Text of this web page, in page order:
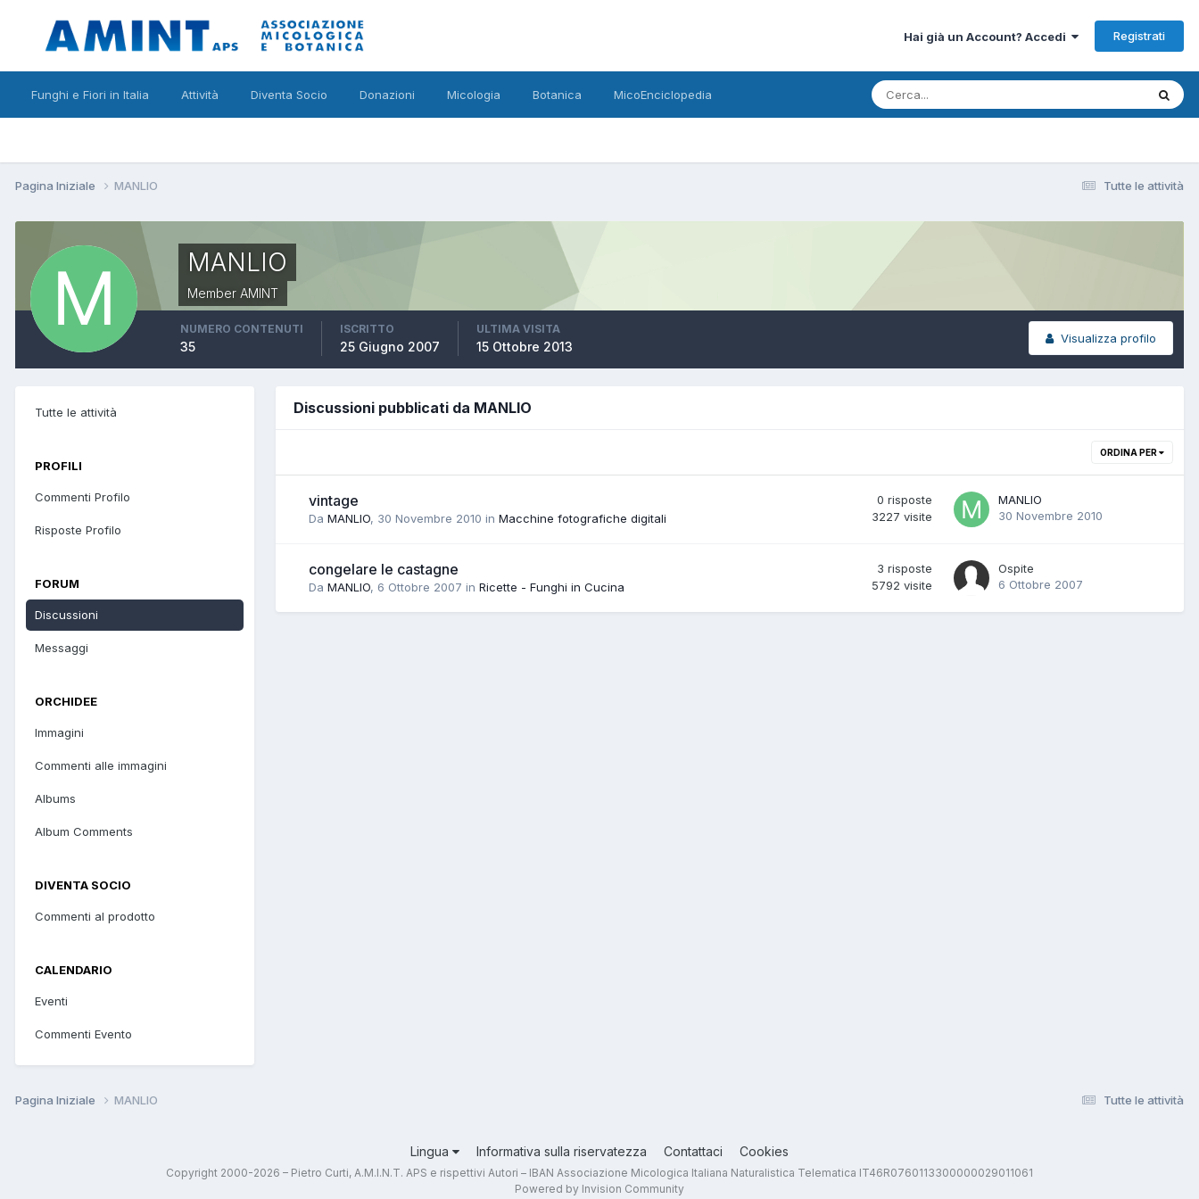
Hai già un Account? Accedi Registrati
Funghi e Fiori in Italia Attività Diventa Socio Donazioni Micologia Botanica MicoEnciclopedia
Tutte le attività
Pagina Iniziale MANLIO
MANLIO
Member AMINT
Visualizza profilo
NUMERO CONTENUTI
35
ISCRITTO
25 Giugno 2007
ULTIMA VISITA
15 Ottobre 2013
Tutte le attività
PROFILI
Commenti Profilo
Risposte Profilo
FORUM
Discussioni
Messaggi
ORCHIDEE
Immagini
Commenti alle immagini
Albums
Album Comments
DIVENTA SOCIO
Commenti al prodotto
CALENDARIO
Eventi
Commenti Evento
Discussioni pubblicati da MANLIO
ORDINA PER
vintage
Da MANLIO, 30 Novembre 2010 in Macchine fotografiche digitali
0 risposte
3227 visite
MANLIO
30 Novembre 2010
congelare le castagne
Da MANLIO, 6 Ottobre 2007 in Ricette - Funghi in Cucina
3 risposte
5792 visite
Ospite
6 Ottobre 2007
Tutte le attività
Pagina Iniziale MANLIO
Lingua Informativa sulla riservatezza Contattaci Cookies
Copyright 2000-2026 – Pietro Curti, A.M.I.N.T. APS e rispettivi Autori – IBAN Associazione Micologica Italiana Naturalistica Telematica IT46R0760113300000029011061
Powered by Invision Community